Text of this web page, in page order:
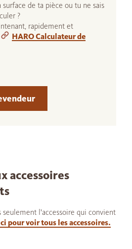
surface de ta pièce ou tu ne sais
?
rapidement et
HARO Calculateur de
accessoires
l'accessoire qui convient
pour voir tous les accessoires.